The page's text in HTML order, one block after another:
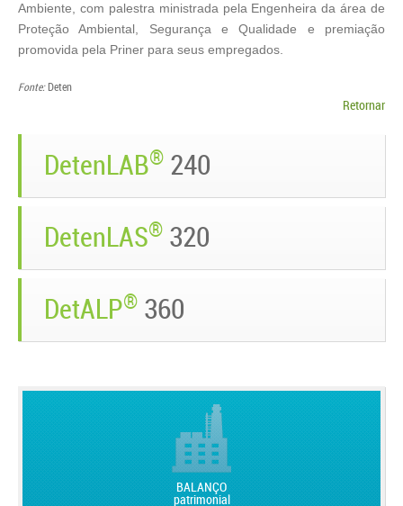
Ambiente, com palestra ministrada pela Engenheira da área de
Proteção Ambiental, Segurança e Qualidade e premiação
promovida pela Priner para seus empregados.
Fonte:Deten
Retornar
DetenLAB® 240
DetenLAS® 320
DetALP® 360
BALANÇO
patrimonial